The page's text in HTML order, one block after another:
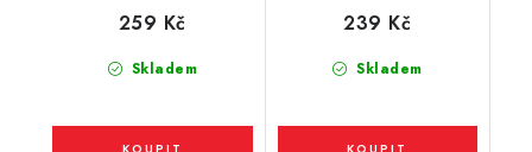
Skladem
259 Kč
Skladem
239 Kč